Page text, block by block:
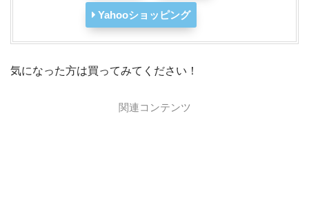
Yahooショッピング
気になった方は買ってみてください！
関連コンテンツ